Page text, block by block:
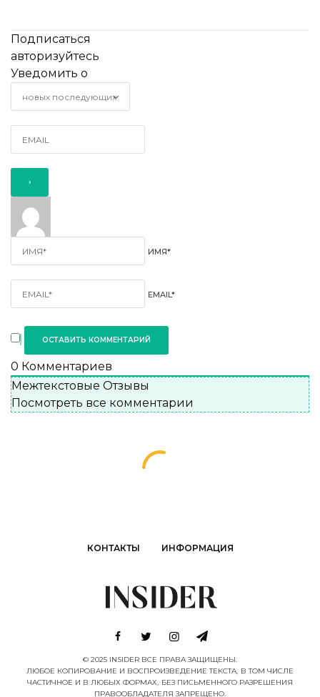
Подписаться
авторизуйтесь
Уведомить о
ИМЯ*
EMAIL*
0 Комментариев
Межтекстовые Отзывы
Посмотреть все комментарии
КОНТАКТЫ ИНФОРМАЦИЯ
© 2025 INSIDER ВСЕ ПРАВА ЗАЩИЩЕНЫ.
ЛЮБОЕ КОПИРОВАНИЕ И ВОСПРОИЗВЕДЕНИЕ ТЕКСТА, В ТОМ ЧИСЛЕ
ЧАСТИЧНОЕ И В ЛЮБЫХ ФОРМАХ, БЕЗ ПИСЬМЕННОГО РАЗРЕШЕНИЯ
ПРАВООБЛАДАТЕЛЯ ЗАПРЕЩЕНО.